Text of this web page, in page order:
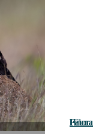
Fauna
Fauna
Fauna
Fauna
Fauna
Fauna
Fauna
Fauna
Fauna
Fauna
Fauna
Fauna
Flora